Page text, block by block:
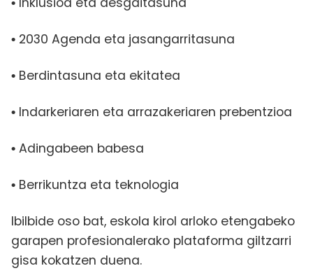
•
• 2030 Agenda eta jasangarritasuna
• Berdintasuna eta ekitatea
• Indarkeriaren eta arrazakeriaren prebentzioa
• Adingabeen babesa
• Berrikuntza eta teknologia
Ibilbide oso bat, eskola kirol arloko etengabeko
garapen profesionalerako plataforma giltzarri
gisa kokatzen duena.